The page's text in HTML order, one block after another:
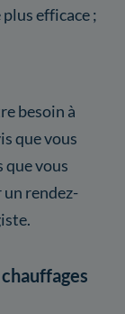
efficace ;
besoin à
que vous
que vous
rendez-